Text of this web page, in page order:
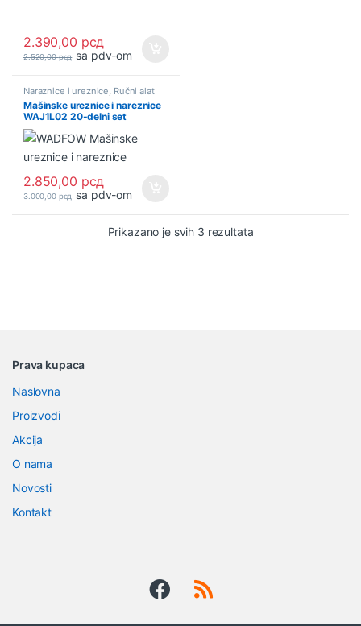
2.390,00 рсд
2.520,00рсд sa pdv-om
Naraznice i ureznice Ručni alat
Mašinske ureznice i nareznice
WAJ1L02 20-delni set
WADFOW
2.850,00 рсд
3.000,00рсд sa pdv-om
Prikazano je svih 3 rezultataSortirano po
Prava kupaca
Naslovna
Proizvodi
Akcija
O nama
Novosti
Kontakt